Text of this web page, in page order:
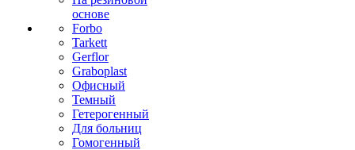
основе
Forbo
Tarkett
Gerflor
Graboplast
Офисный
Темный
Гетерогенный
Для больниц
Гомогенный